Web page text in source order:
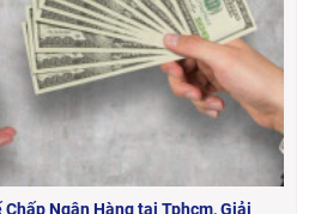
Chấp Ngân Hàng tại Tphcm, Giải